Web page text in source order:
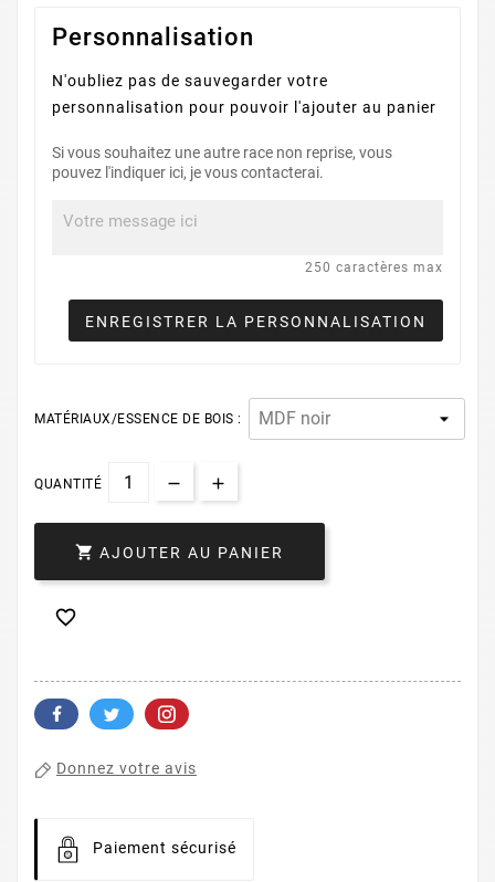
Personnalisation
N'oubliez pas de sauvegarder votre
personnalisation pour pouvoir l'ajouter au panier
Si vous souhaitez une autre race non reprise, vous
pouvez l'indiquer ici, je vous contacterai.
250 caractères max
ENREGISTRER LA PERSONNALISATION
MATÉRIAUX/ESSENCE DE BOIS :
QUANTITÉ
 AJOUTER AU PANIER

Donnez votre avis
Paiement sécurisé